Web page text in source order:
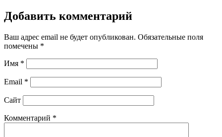
Добавить комментарий
Ваш адрес email не будет опубликован. Обязательные поля
помечены *
Имя *
Email *
Сайт
Комментарий *